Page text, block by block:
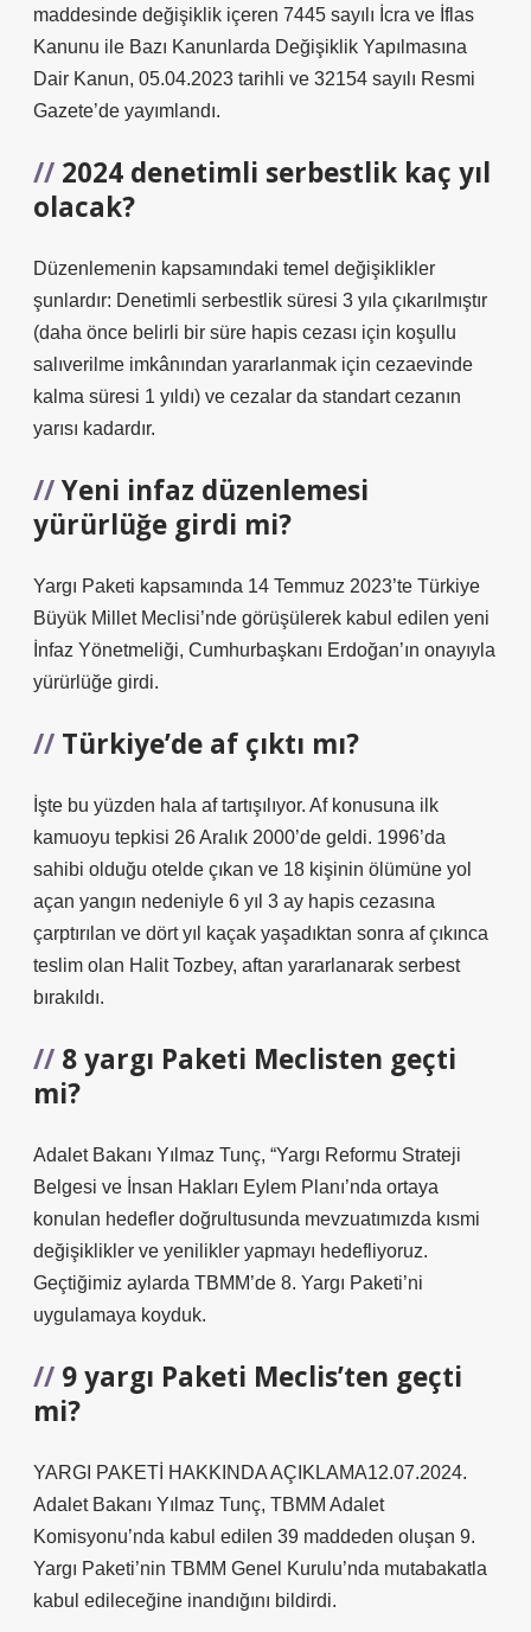
maddesinde değişiklik içeren 7445 sayılı İcra ve İflas
Kanunu ile Bazı Kanunlarda Değişiklik Yapılmasına
Dair Kanun, 05.04.2023 tarihli ve 32154 sayılı Resmi
Gazete’de yayımlandı.
2024 denetimli serbestlik kaç yıl
olacak?
Düzenlemenin kapsamındaki temel değişiklikler
şunlardır: Denetimli serbestlik süresi 3 yıla çıkarılmıştır
(daha önce belirli bir süre hapis cezası için koşullu
salıverilme imkânından yararlanmak için cezaevinde
kalma süresi 1 yıldı) ve cezalar da standart cezanın
yarısı kadardır.
Yeni infaz düzenlemesi
yürürlüğe girdi mi?
Yargı Paketi kapsamında 14 Temmuz 2023’te Türkiye
Büyük Millet Meclisi’nde görüşülerek kabul edilen yeni
İnfaz Yönetmeliği, Cumhurbaşkanı Erdoğan’ın onayıyla
yürürlüğe girdi.
Türkiye’de af çıktı mı?
İşte bu yüzden hala af tartışılıyor. Af konusuna ilk
kamuoyu tepkisi 26 Aralık 2000’de geldi. 1996’da
sahibi olduğu otelde çıkan ve 18 kişinin ölümüne yol
açan yangın nedeniyle 6 yıl 3 ay hapis cezasına
çarptırılan ve dört yıl kaçak yaşadıktan sonra af çıkınca
teslim olan Halit Tozbey, aftan yararlanarak serbest
bırakıldı.
8 yargı Paketi Meclisten geçti
mi?
Adalet Bakanı Yılmaz Tunç, “Yargı Reformu Strateji
Belgesi ve İnsan Hakları Eylem Planı’nda ortaya
konulan hedefler doğrultusunda mevzuatımızda kısmi
değişiklikler ve yenilikler yapmayı hedefliyoruz.
Geçtiğimiz aylarda TBMM’de 8. Yargı Paketi’ni
uygulamaya koyduk.
9 yargı Paketi Meclis’ten geçti
mi?
YARGI PAKETİ HAKKINDA AÇIKLAMA12.07.2024.
Adalet Bakanı Yılmaz Tunç, TBMM Adalet
Komisyonu’nda kabul edilen 39 maddeden oluşan 9.
Yargı Paketi’nin TBMM Genel Kurulu’nda mutabakatla
kabul edileceğine inandığını bildirdi.